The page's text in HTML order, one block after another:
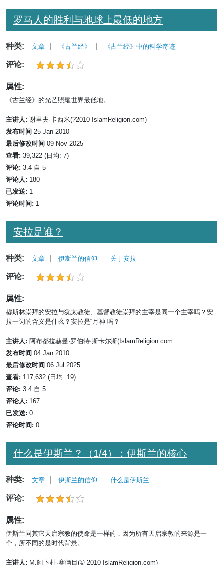
罗马人的胜利与地球上最低的地方
种类: 文章 《古兰经》 《古兰经》中的科学奇迹
评论:
属性:
《古兰经》的光芒照耀世界最低地。
主讲人: 谢里夫·卡西米(?2010 IslamReligion.com)
发布时间 25 Jan 2010
最后修改时间 09 Nov 2025
查看: 39,322 (日均: 7)
评论: 3.4 自 5
评论人: 180
已发送: 1
评论时间: 1
安拉是谁？
种类: 文章 伊斯兰的信仰 关于安拉
评论:
属性:
穆斯林崇拜的安拉与犹太教徒、基督教徒崇拜的主宰是同一个主宰吗？安
拉一词的含义是什么？安拉是“月神”吗？
主讲人: 阿布都拉赫曼·罗伯特·斯卡尔斯(IslamReligion.com
发布时间 04 Jan 2010
最后修改时间 06 Jul 2025
查看: 117,632 (日均: 19)
评论: 3.4 自 5
评论人: 167
已发送: 0
评论时间: 0
什么是伊斯兰？（1/4）：伊斯兰的核心
种类: 文章 伊斯兰的信仰 什么是伊斯兰
评论:
属性:
伊斯兰同其它天启宗教的使命是一样的，因为所有天启宗教的来源是一
个，所不同的是时代背景。
主讲人: M.阿卜杜·赛俩目(© 2010 IslamReligion.com)